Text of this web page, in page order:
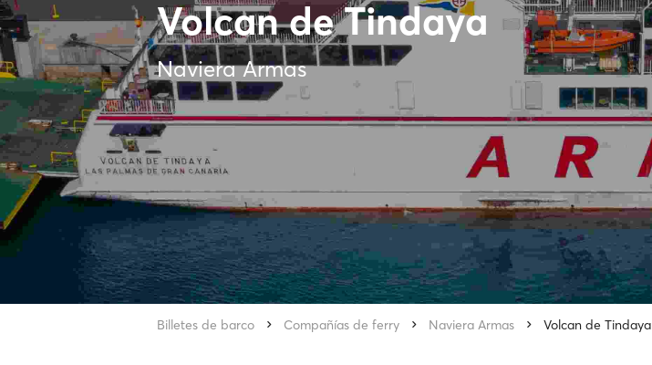
Volcan de Tindaya
Naviera Armas
Billetes de barco Compañías de ferry Naviera Armas Volcan de Tindaya